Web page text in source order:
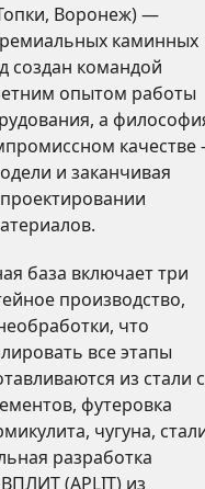
Воронеж) —
каминных
создан командой
опытом работы
а
и заканчивая
база включает три
производство,
что
все этапы
из стали с
футеровка
чугуна,
разработка
(APLIT) из